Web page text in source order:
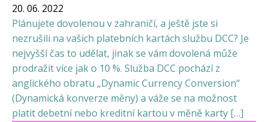
20. 06. 2022
Plánujete dovolenou v zahraničí, a ještě jste si
nezrušili na vašich platebních kartách službu DCC? Je
nejvyšší čas to udělat, jinak se vám dovolená může
prodražit více jak o 10 %. Služba DCC pochází z
anglického obratu „Dynamic Currency Conversion“
(Dynamická konverze měny) a váže se na možnost
platit debetní nebo kreditní kartou v měně karty […]